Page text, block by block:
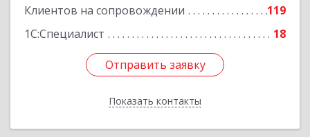
Клиентов на сопровождении
119
1С:Специалист
18
Отправить заявку
Показать контакты
Отправить заявку
Назад